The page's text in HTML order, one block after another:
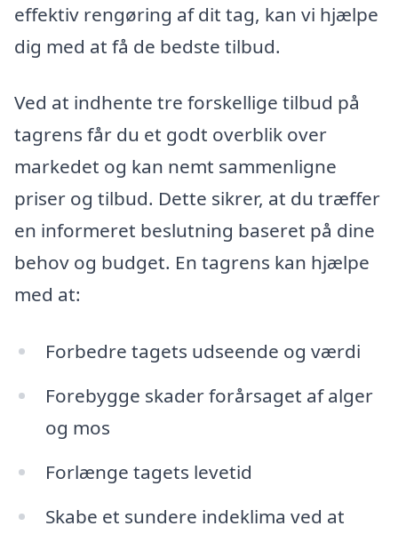
effektiv rengøring af dit tag, kan vi hjælpe
dig med at få de bedste tilbud.
Ved at indhente tre forskellige tilbud på
tagrens får du et godt overblik over
markedet og kan nemt sammenligne
priser og tilbud. Dette sikrer, at du træffer
en informeret beslutning baseret på dine
behov og budget. En tagrens kan hjælpe
med at:
Forbedre tagets udseende og værdi
Forebygge skader forårsaget af alger
og mos
Forlænge tagets levetid
Skabe et sundere indeklima ved at